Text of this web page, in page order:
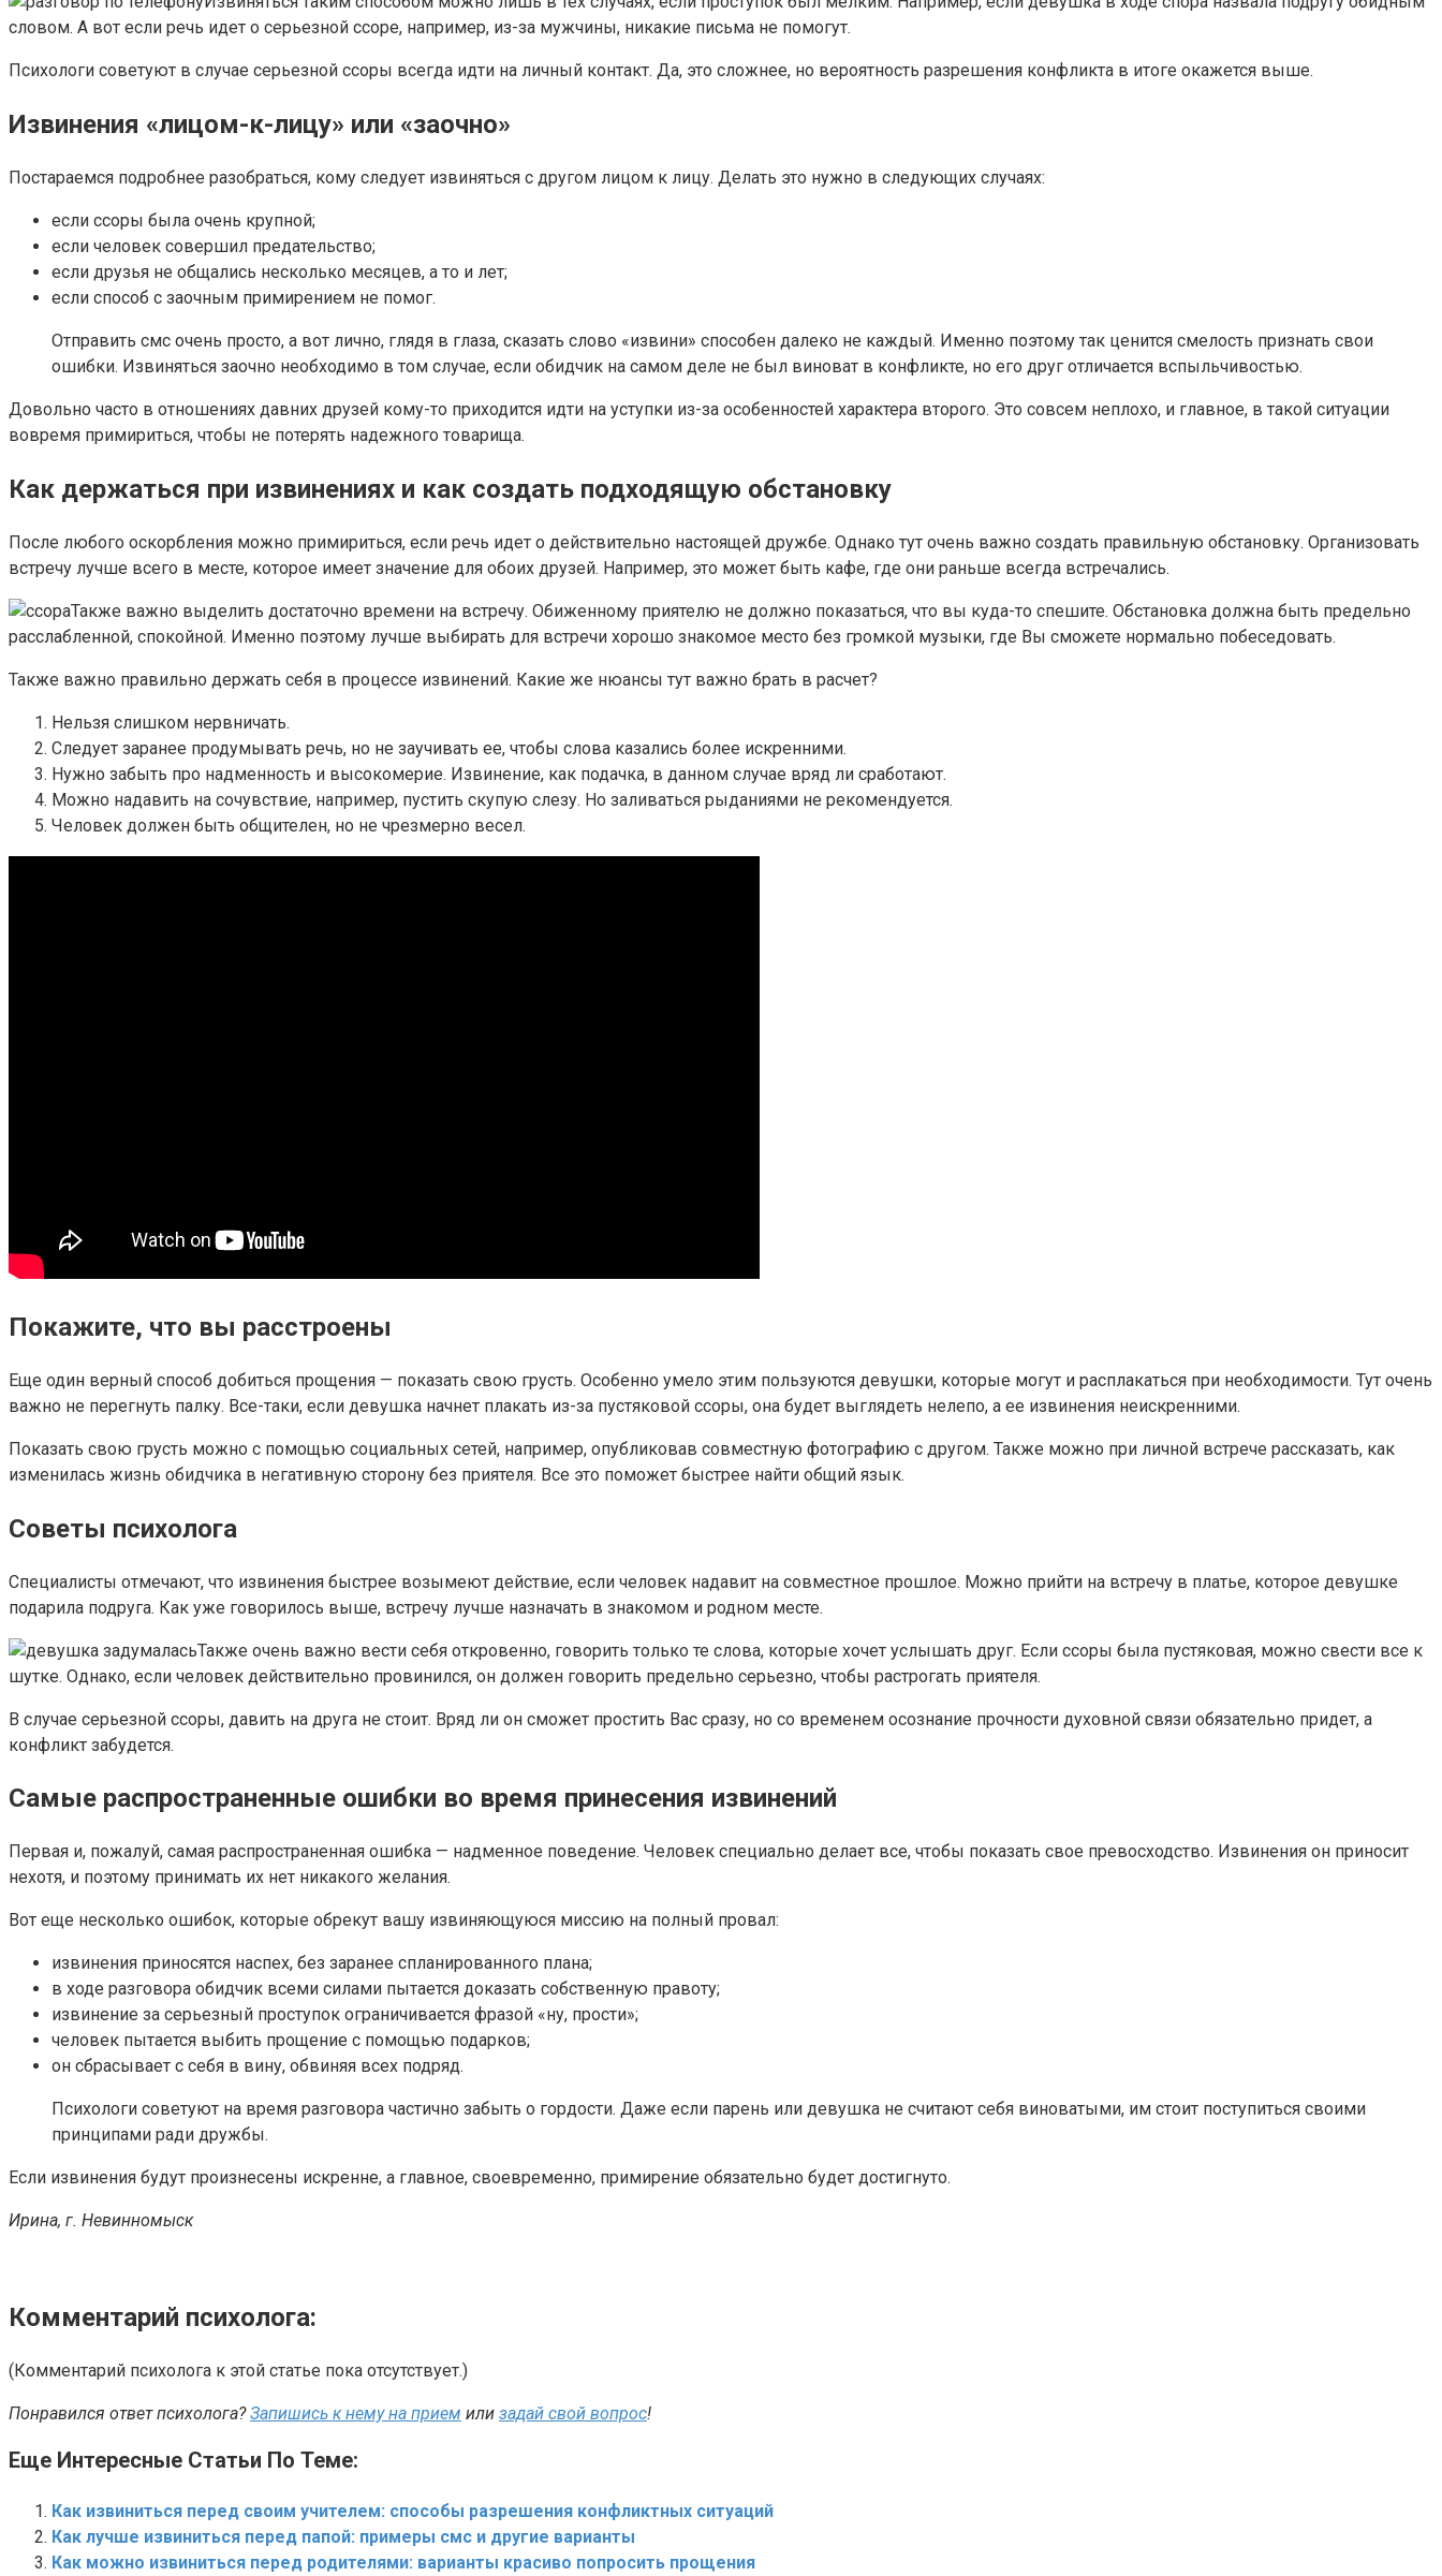
словом. А вот если речь идет о серьезной ссоре, например, из-за мужчины, никакие письма не помогут.
Психологи советуют в случае серьезной ссоры всегда идти на личный контакт. Да, это сложнее, но вероятность разрешения конфликта в итоге окажется выше.
Извинения «лицом-к-лицу» или «заочно»
Постараемся подробнее разобраться, кому следует извиняться с другом лицом к лицу. Делать это нужно в следующих случаях:
если ссоры была очень крупной;
если человек совершил предательство;
если друзья не общались несколько месяцев, а то и лет;
если способ с заочным примирением не помог.
Отправить смс очень просто, а вот лично, глядя в глаза, сказать слово «извини» способен далеко не каждый. Именно поэтому так ценится смелость признать свои
ошибки. Извиняться заочно необходимо в том случае, если обидчик на самом деле не был виноват в конфликте, но его друг отличается вспыльчивостью.
Довольно часто в отношениях давних друзей кому-то приходится идти на уступки из-за особенностей характера второго. Это совсем неплохо, и главное, в такой ситуации
вовремя примириться, чтобы не потерять надежного товарища.
Как держаться при извинениях и как создать подходящую обстановку
После любого оскорбления можно примириться, если речь идет о действительно настоящей дружбе. Однако тут очень важно создать правильную обстановку. Организовать
встречу лучше всего в месте, которое имеет значение для обоих друзей. Например, это может быть кафе, где они раньше всегда встречались.
Также важно выделить достаточно времени на встречу. Обиженному приятелю не должно показаться, что вы куда-то спешите. Обстановка должна быть предельно
расслабленной, спокойной. Именно поэтому лучше выбирать для встречи хорошо знакомое место без громкой музыки, где Вы сможете нормально побеседовать.
Также важно правильно держать себя в процессе извинений. Какие же нюансы тут важно брать в расчет?
Нельзя слишком нервничать.
Следует заранее продумывать речь, но не заучивать ее, чтобы слова казались более искренними.
Нужно забыть про надменность и высокомерие. Извинение, как подачка, в данном случае вряд ли сработают.
Можно надавить на сочувствие, например, пустить скупую слезу. Но заливаться рыданиями не рекомендуется.
Человек должен быть общителен, но не чрезмерно весел.
Покажите, что вы расстроены
Еще один верный способ добиться прощения — показать свою грусть. Особенно умело этим пользуются девушки, которые могут и расплакаться при необходимости. Тут очень
важно не перегнуть палку. Все-таки, если девушка начнет плакать из-за пустяковой ссоры, она будет выглядеть нелепо, а ее извинения неискренними.
Показать свою грусть можно с помощью социальных сетей, например, опубликовав совместную фотографию с другом. Также можно при личной встрече рассказать, как
изменилась жизнь обидчика в негативную сторону без приятеля. Все это поможет быстрее найти общий язык.
Советы психолога
Специалисты отмечают, что извинения быстрее возымеют действие, если человек надавит на совместное прошлое. Можно прийти на встречу в платье, которое девушке
подарила подруга. Как уже говорилось выше, встречу лучше назначать в знакомом и родном месте.
Также очень важно вести себя откровенно, говорить только те слова, которые хочет услышать друг. Если ссоры была пустяковая, можно свести все к
шутке. Однако, если человек действительно провинился, он должен говорить предельно серьезно, чтобы растрогать приятеля.
В случае серьезной ссоры, давить на друга не стоит. Вряд ли он сможет простить Вас сразу, но со временем осознание прочности духовной связи обязательно придет, а
конфликт забудется.
Самые распространенные ошибки во время принесения извинений
Первая и, пожалуй, самая распространенная ошибка — надменное поведение. Человек специально делает все, чтобы показать свое превосходство. Извинения он приносит
нехотя, и поэтому принимать их нет никакого желания.
Вот еще несколько ошибок, которые обрекут вашу извиняющуюся миссию на полный провал:
извинения приносятся наспех, без заранее спланированного плана;
в ходе разговора обидчик всеми силами пытается доказать собственную правоту;
извинение за серьезный проступок ограничивается фразой «ну, прости»;
человек пытается выбить прощение с помощью подарков;
он сбрасывает с себя в вину, обвиняя всех подряд.
Психологи советуют на время разговора частично забыть о гордости. Даже если парень или девушка не считают себя виноватыми, им стоит поступиться своими
принципами ради дружбы.
Если извинения будут произнесены искренне, а главное, своевременно, примирение обязательно будет достигнуто.
Ирина, г. Невинномыск
Комментарий психолога:
(Комментарий психолога к этой статье пока отсутствует.)
Понравился ответ психолога?Запишись к нему на прием или задай свой вопрос!
Еще Интересные Статьи По Теме:
Как извиниться перед своим учителем: способы разрешения конфликтных ситуаций
Как лучше извиниться перед папой: примеры смс и другие варианты
Как можно извиниться перед родителями: варианты красиво попросить прощения